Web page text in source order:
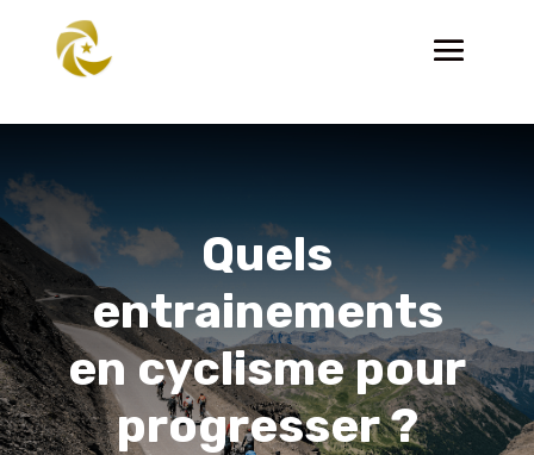
Quels
entrainements
en cyclisme pour
progresser ?